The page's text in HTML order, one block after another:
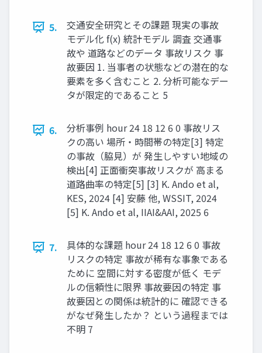
5.
交通安全研究とその課題 現実の事故
モデル化 f(x) 統計モデル 調査 交通事
故や 道路などのデータ 事故リスク 事
故要因 1. 当事者の状態などの潜在的な
要素を多く含むこと 2. 分析可能なデー
タが限定的であること 5
6.
分析事例 hour 24 18 12 6 0 事故リス
クの高い 場所・時間帯の特定[3] 特定
の事故（脇見）が 発生しやすい地域の
検出[4] 正面衝突事故リスクが 高まる
道路曲率の特定[5] [3] K. Ando et al,
KES, 2024 [4] 安藤 他, WSSIT, 2024
[5] K. Ando et al, IIAI&AAI, 2025 6
7.
具体的な課題 hour 24 18 12 6 0 事故
リスクの特定 事故が稀有な事象である
ために 空間に対する密度が低く モデ
ルの信頼性に限界 事故要因の特定 事
故要因との関係は統計的に 確認できる
がなぜ発生したか？ という過程までは
不明 7